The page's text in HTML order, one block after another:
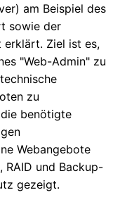
am Beispiel des
sowie der
erklärt. Ziel ist es,
"Web-Admin" zu
zu
benötigte
Webangebote
RAID und Backup-
gezeigt.